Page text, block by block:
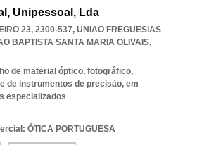
Unipessoal, Lda
23, 2300-537, UNIAO FREGUESIAS
BAPTISTA SANTA MARIA OLIVAIS,
de material óptico, fotográfico,
de instrumentos de precisão, em
especializados
ÓTICA PORTUGUESA